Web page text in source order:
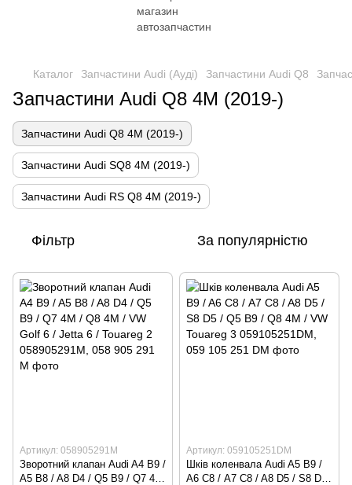
Каталог Запчастини Audi (Ауді) Запчастини Audi Q8
Запчастини Audi Q8 4M (2019-)
Запчастини Audi Q8 4M (2019-)
Запчастини Audi SQ8 4M (2019-)
Запчастини Audi RS Q8 4M (2019-)
Фільтр За популярністю
Артикул: 058905291M
Зворотний клапан Audi A4 B9 /
A5 B8 / A8 D4 / Q5 B9 / Q7 4M
Артикул: 059105251DM
Шків коленвала Audi A5 B9 /
A6 С8 / A7 C8 / A8 D5 / S8 D5 /